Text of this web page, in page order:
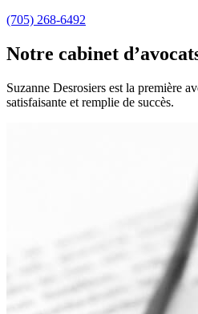
(705) 268-6492
Notre cabinet
Suzanne Desrosiers est la première
satisfaisante et remplie de succès.